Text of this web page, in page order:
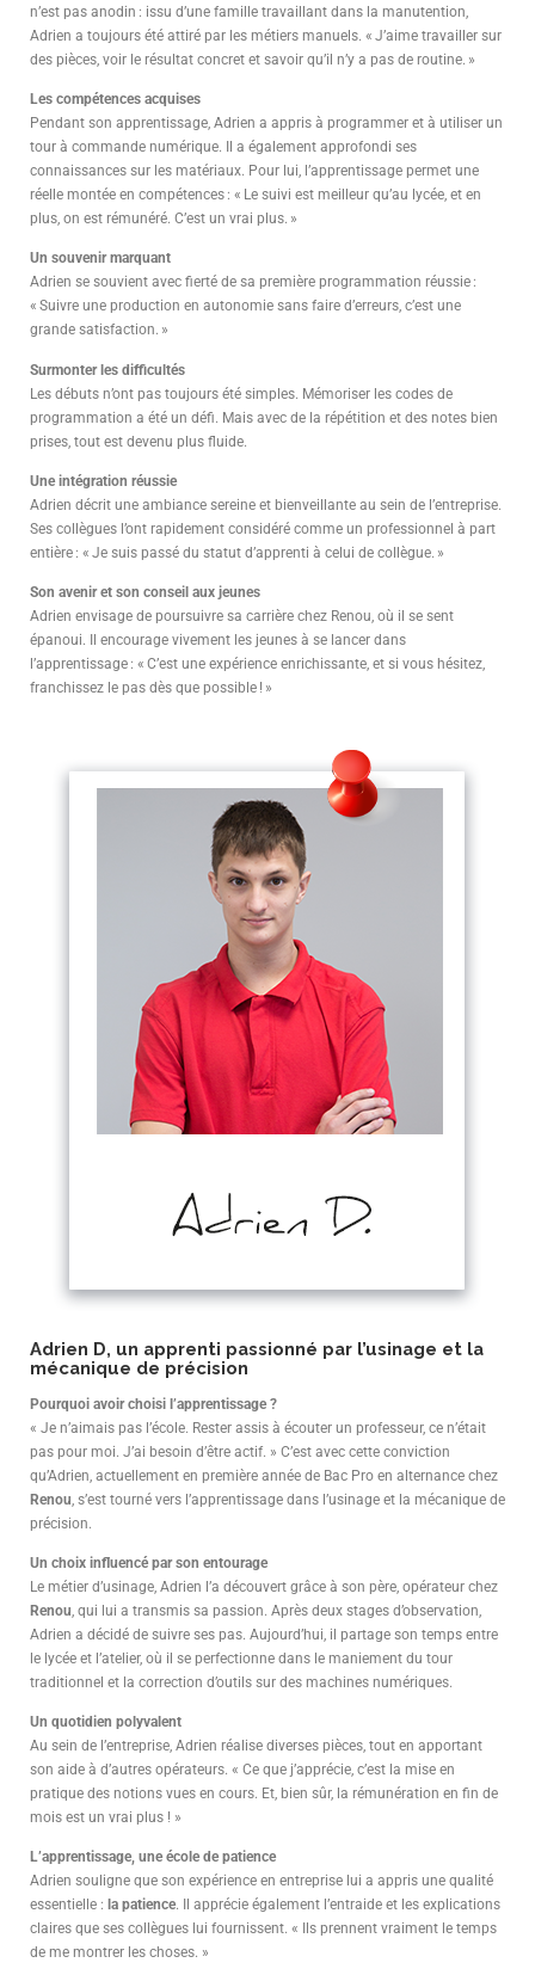
n’est pas anodin : issu d’une famille travaillant dans la manutention,
Adrien a toujours été attiré par les métiers manuels. « J’aime travailler sur
des pièces, voir le résultat concret et savoir qu’il n’y a pas de routine. »
Les compétences acquises
Pendant son apprentissage, Adrien a appris à programmer et à utiliser un
tour à commande numérique. Il a également approfondi ses
connaissances sur les matériaux. Pour lui, l’apprentissage permet une
réelle montée en compétences : « Le suivi est meilleur qu’au lycée, et en
plus, on est rémunéré. C’est un vrai plus. »
Un souvenir marquant
Adrien se souvient avec fierté de sa première programmation réussie :
« Suivre une production en autonomie sans faire d’erreurs, c’est une
grande satisfaction. »
Surmonter les difficultés
Les débuts n’ont pas toujours été simples. Mémoriser les codes de
programmation a été un défi. Mais avec de la répétition et des notes bien
prises, tout est devenu plus fluide.
Une intégration réussie
Adrien décrit une ambiance sereine et bienveillante au sein de l’entreprise.
Ses collègues l’ont rapidement considéré comme un professionnel à part
entière : « Je suis passé du statut d’apprenti à celui de collègue. »
Son avenir et son conseil aux jeunes
Adrien envisage de poursuivre sa carrière chez Renou, où il se sent
épanoui. Il encourage vivement les jeunes à se lancer dans
l’apprentissage : « C’est une expérience enrichissante, et si vous hésitez,
franchissez le pas dès que possible ! »
Adrien D, un apprenti passionné par l’usinage et la
mécanique de précision
Pourquoi avoir choisi l’apprentissage ?
« Je n’aimais pas l’école. Rester assis à écouter un professeur, ce n’était
pas pour moi. J’ai besoin d’être actif. » C’est avec cette conviction
qu’Adrien, actuellement en première année de Bac Pro en alternance chez
Renou, s’est tourné vers l’apprentissage dans l’usinage et la mécanique de
précision.
Un choix influencé par son entourage
Le métier d’usinage, Adrien l’a découvert grâce à son père, opérateur chez
Renou, qui lui a transmis sa passion. Après deux stages d’observation,
Adrien a décidé de suivre ses pas. Aujourd’hui, il partage son temps entre
le lycée et l’atelier, où il se perfectionne dans le maniement du tour
traditionnel et la correction d’outils sur des machines numériques.
Un quotidien polyvalent
Au sein de l’entreprise, Adrien réalise diverses pièces, tout en apportant
son aide à d’autres opérateurs. « Ce que j’apprécie, c’est la mise en
pratique des notions vues en cours. Et, bien sûr, la rémunération en fin de
mois est un vrai plus ! »
L’apprentissage, une école de patience
Adrien souligne que son expérience en entreprise lui a appris une qualité
essentielle : la patience. Il apprécie également l’entraide et les explications
claires que ses collègues lui fournissent. « Ils prennent vraiment le temps
de me montrer les choses. »